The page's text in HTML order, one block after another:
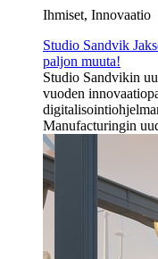
Ihmiset, Innovaatio
Studio Sandvik
paljon muuta!
Studio Sandvikin
vuoden
Manufacturingin